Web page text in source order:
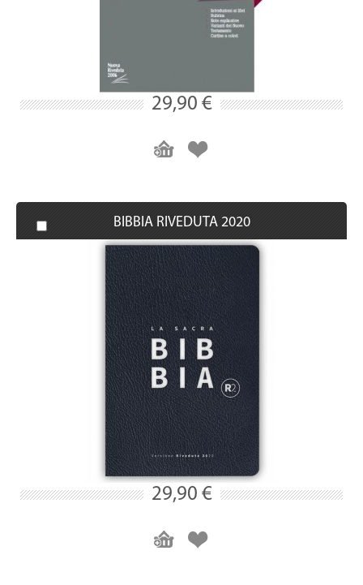
29,90 €
BIBBIA RIVEDUTA 2020
29,90 €